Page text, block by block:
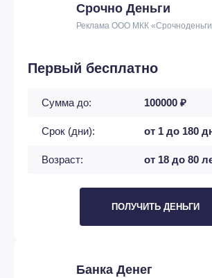
Срочно Деньги
Реклама ООО МКК
Первый бесплатно
Сумма до: 100000 ₽
Срок (дни): от 1 до 180
Возраст: от 18 до 80
ПОЛУЧИТЬ ДЕНЬГИ
Банка Денег